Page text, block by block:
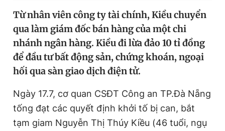
Video Magazine
Sản phẩm khác
Tiện ích Bạn cần biết
Thông tin tòa soạn Liên hệ quảng cáo
Từ nhân viên công ty tài chính, Kiều chuyển
qua làm giám đốc bán hàng của một chi
nhánh ngân hàng. Kiều đi lừa đảo 10 tỉ đồng
để đầu tư bất động sản, chứng khoán, ngoại
hối qua sàn giao dịch điện tử.
Ngày 17.7, cơ quan CSĐT Công an TP.Đà Nẵng
tống đạt các quyết định khởi tố bị can, bắt
tạm giam Nguyễn Thị Thúy Kiều (46 tuổi, ngụ